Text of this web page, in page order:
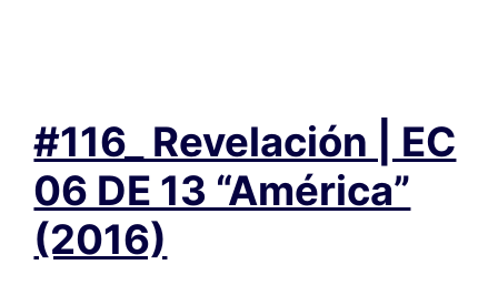
13
“Manuel
Mujica
Láinez”
(2016)
#116_ Revelación | EC
06 DE 13 “América”
(2016)